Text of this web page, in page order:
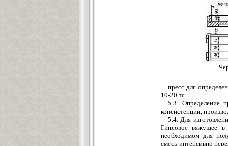
пресс для
10-20 тс.
5.3. Определение
консистенции,
5.4. Для
Гипсовое вяжущее
необходимом для
смесь интенсивно